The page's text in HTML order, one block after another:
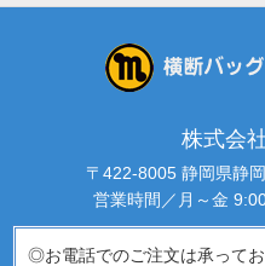
株式会
〒422-8005 静岡県静
営業時間／月～金
◎お電話でのご注文は承ってお